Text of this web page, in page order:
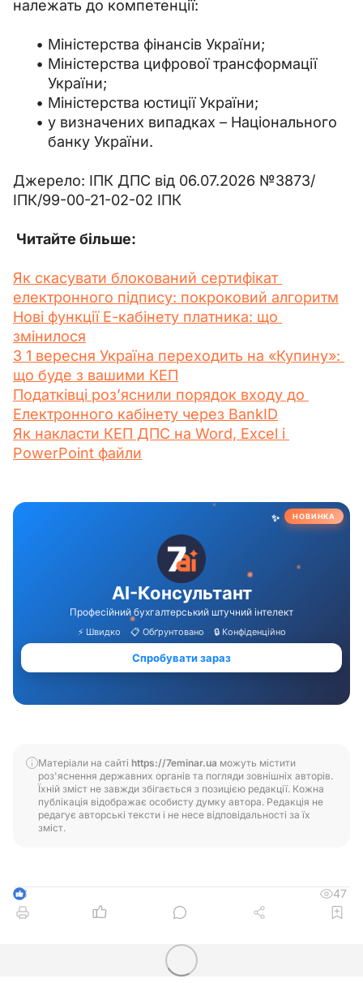
належать до компетенції:
Міністерства фінансів України;
Міністерства цифрової трансформації
України;
Міністерства юстиції України;
у визначених випадках – Національного
банку України.
Джерело: ІПК ДПС від 06.07.2026 №3873/
ІПК/99-00-21-02-02 ІПК
Читайте більше:
Як скасувати блокований сертифікат
електронного підпису: покроковий алгоритм
Нові функції Е-кабінету платника: що
змінилося
З 1 вересня Україна переходить на «Купину»:
що буде з вашими КЕП
Податківці роз’яснили порядок входу до
Електронного кабінету через BankID
Як накласти КЕП ДПС на Word, Excel і
PowerPoint файли
Матеріали на сайті https://7eminar.ua можуть містити
роз'яснення державних органів та погляди зовнішніх авторів.
Їхній зміст не завжди збігається з позицією редакції. Кожна
публікація відображає особисту думку автора. Редакція не
редагує авторські тексти і не несе відповідальності за їх
зміст.
3 47